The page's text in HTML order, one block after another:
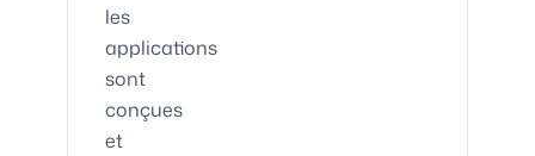
les
applications
sont
conçues
et